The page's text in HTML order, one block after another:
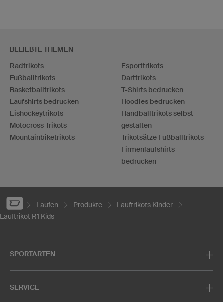
BELIEBTE THEMEN
Radtrikots
Fußballtrikots
Basketballtrikots
Laufshirts bedrucken
Eishockeytrikots
Motocross Trikots
Mountainbiketrikots
Esporttrikots
Darttrikots
T-Shirts bedrucken
Hoodies bedrucken
Handballtrikots selbst
gestalten
Trikotsätze Fußballtrikots
Firmenlaufshirts
bedrucken
Laufen Produkte
Lauftrikots Kinder
Lauftrikot R1 Kids
SPORTARTEN
SERVICE